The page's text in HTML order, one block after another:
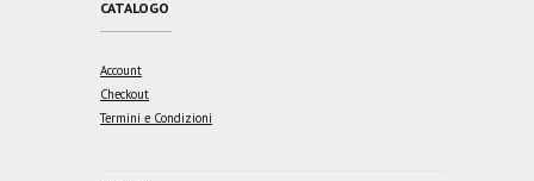
CATALOGO
Account
Checkout
Termini e Condizioni